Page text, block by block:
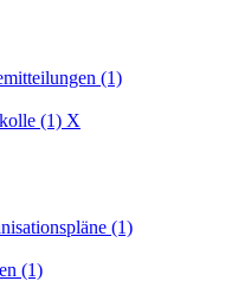
(1)
(1) X
(1)
(1)